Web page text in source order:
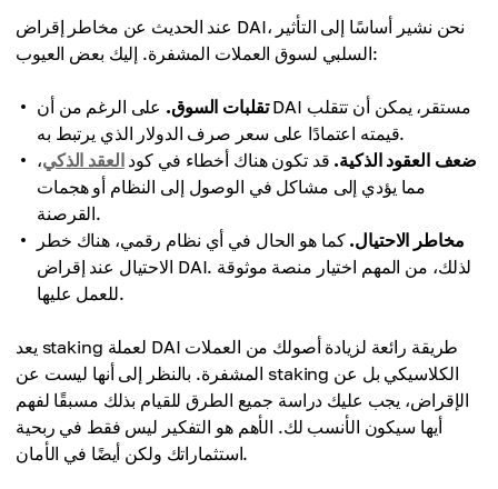
عند الحديث عن مخاطر إقراض DAI، نحن نشير أساسًا إلى التأثير
السلبي لسوق العملات المشفرة. إليك بعض العيوب:
تقلبات السوق. على الرغم من أن DAI مستقر، يمكن أن تتقلب
قيمته اعتمادًا على سعر صرف الدولار الذي يرتبط به.
ضعف العقود الذكية. قد تكون هناك أخطاء في كود العقد الذكي،
مما يؤدي إلى مشاكل في الوصول إلى النظام أو هجمات
القرصنة.
مخاطر الاحتيال. كما هو الحال في أي نظام رقمي، هناك خطر
الاحتيال عند إقراض DAI. لذلك، من المهم اختيار منصة موثوقة
للعمل عليها.
يعد staking لعملة DAI طريقة رائعة لزيادة أصولك من العملات
المشفرة. بالنظر إلى أنها ليست عن staking الكلاسيكي بل عن
الإقراض، يجب عليك دراسة جميع الطرق للقيام بذلك مسبقًا لفهم
أيها سيكون الأنسب لك. الأهم هو التفكير ليس فقط في ربحية
استثماراتك ولكن أيضًا في الأمان.